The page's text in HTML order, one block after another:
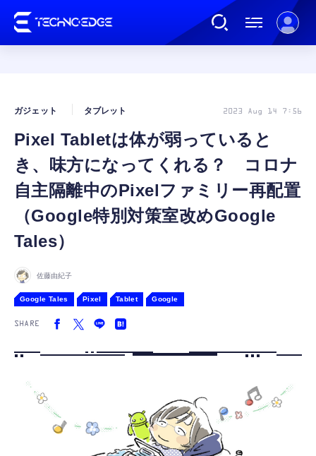
AI
ガジェット
ゲーム
FOLLOW US
Pixel Tabletは体が弱っていると
き、味方になってくれる？ コロナ
自主隔離中のPixelファミリー再配置
（Google特別対策室改めGoogle
Tales）
ガジェット タブレット 2023 Aug 14 7:56
佐藤由紀子
Google Tales Pixel Tablet Google
SHARE